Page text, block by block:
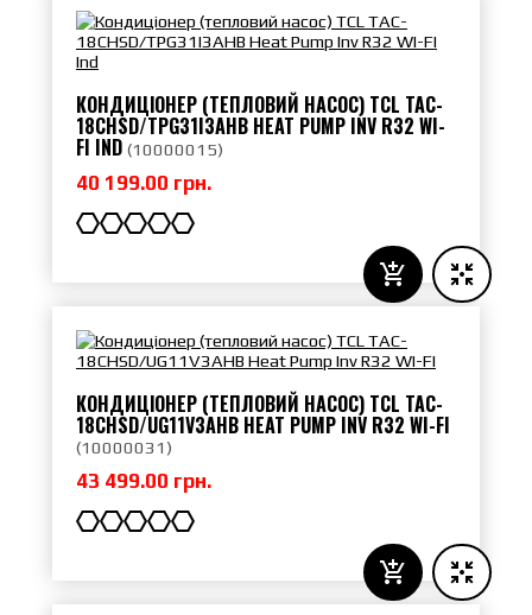
КОНДИЦІОНЕР (ТЕПЛОВИЙ НАСОС) TCL TAC-
18CHSD/TPG31I3AHB HEAT PUMP INV R32 WI-
FI IND (10000015)
40 199.00 грн.
КОНДИЦІОНЕР (ТЕПЛОВИЙ НАСОС) TCL TAC-
18CHSD/UG11V3AHB HEAT PUMP INV R32 WI-FI
(10000031 )
43 499.00 грн.